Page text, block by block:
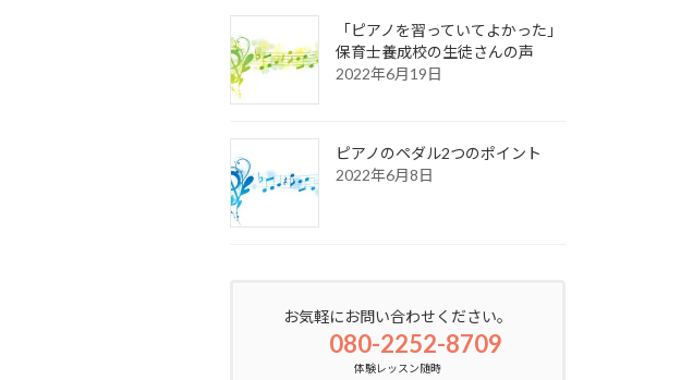
「ピアノを習っていてよかった」
保育士養成校の生徒さんの声
2022年6月19日
ピアノのペダル2つのポイント
2022年6月8日
お気軽にお問い合わせください。
080-2252-8709
体験レッスン随時